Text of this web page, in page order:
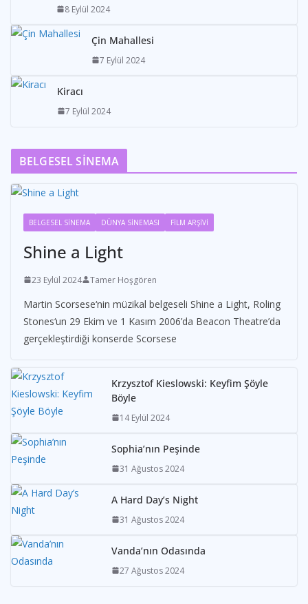
8 Eylül 2024
Çin Mahallesi
7 Eylül 2024
Kiracı
7 Eylül 2024
BELGESEL SİNEMA
BELGESEL SİNEMA DÜNYA SİNEMASI FİLM ARŞİVİ
Shine a Light
23 Eylül 2024 Tamer Hoşgören
Martin Scorsese‘nin müzikal belgeseli Shine a Light, Roling
Stones‘un 29 Ekim ve 1 Kasım 2006’da Beacon Theatre’da
gerçekleştirdiği konserde Scorsese
Krzysztof Kieslowski: Keyfim Şöyle
Böyle
14 Eylül 2024
Sophia’nın Peşinde
31 Ağustos 2024
A Hard Day’s Night
31 Ağustos 2024
Vanda’nın Odasında
27 Ağustos 2024